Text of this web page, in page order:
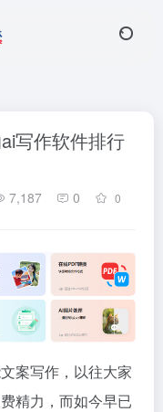
写作软件排行
7,187 0 0
案写作，以往大家
精力，而如今早已